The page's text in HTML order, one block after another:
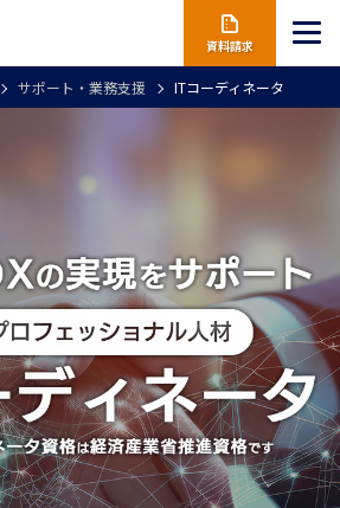
資料請求
サポート・業務支援 ITコーディネータ